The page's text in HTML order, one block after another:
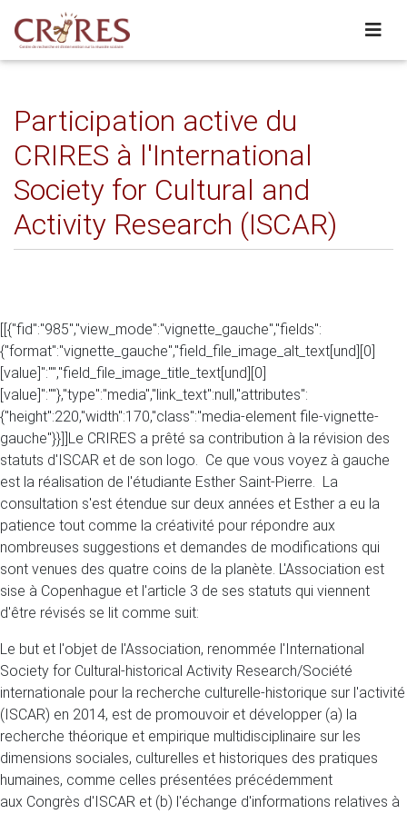
Participation active du
CRIRES à l'International
Society for Cultural and
Activity Research (ISCAR)
[[{"fid":"985","view_mode":"vignette_gauche","fields":
{"format":"vignette_gauche","field_file_image_alt_text[und][0]
[value]":"","field_file_image_title_text[und][0]
[value]":""},"type":"media","link_text":null,"attributes":
{"height":220,"width":170,"class":"media-element file-vignette-
gauche"}}]]Le CRIRES a prêté sa contribution à la révision des
statuts d'ISCAR et de son logo. Ce que vous voyez à gauche
est la réalisation de l'étudiante Esther Saint-Pierre. La
consultation s'est étendue sur deux années et Esther a eu la
patience tout comme la créativité pour répondre aux
nombreuses suggestions et demandes de modifications qui
sont venues des quatre coins de la planète.​ L'Association est
sise à Copenhague et l'article 3 de ses statuts qui viennent
d'être révisés se lit comme suit:
Le but et l'objet de l'Association, renommée l'International
Society for Cultural-historical Activity Research/Société
internationale pour la recherche culturelle-historique sur l'activité
(ISCAR) en 2014, est de promouvoir et développer (a) la
recherche théorique et empirique multidisciplinaire sur les
dimensions sociales, culturelles et historiques des pratiques
humaines, comme celles présentées précédemment
aux Congrès d'ISCAR et (b) l'échange d'informations relatives à